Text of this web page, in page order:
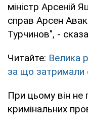
міністр Арсеній
справ Арсен
Турчинов", -
Читайте: Велика
за що затримали
При цьому він не
кримінальних